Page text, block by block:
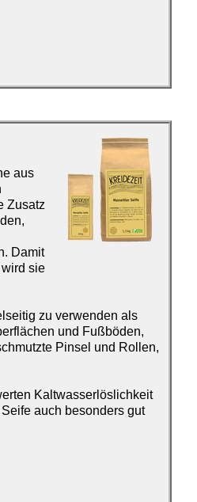
aus
Zusatz
Damit
sie
zu verwenden als
und Fußböden,
Pinsel und Rollen,
Kaltwasserlöslichkeit
auch besonders gut